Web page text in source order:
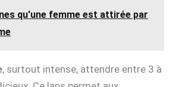
qu'une femme est attirée par
, surtout intense, attendre entre 3 à